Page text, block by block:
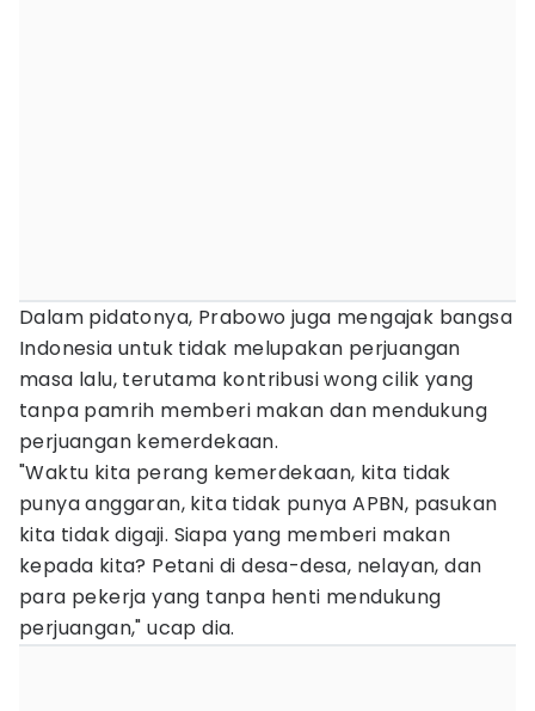
Dalam pidatonya, Prabowo juga mengajak bangsa
Indonesia untuk tidak melupakan perjuangan
masa lalu, terutama kontribusi wong cilik yang
tanpa pamrih memberi makan dan mendukung
perjuangan kemerdekaan.
"Waktu kita perang kemerdekaan, kita tidak
punya anggaran, kita tidak punya APBN, pasukan
kita tidak digaji. Siapa yang memberi makan
kepada kita? Petani di desa-desa, nelayan, dan
para pekerja yang tanpa henti mendukung
perjuangan," ucap dia.